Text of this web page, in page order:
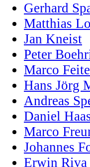
Gerhard
Matthias
Jan Kneist
Peter
Marco
Hans Jörg
Andreas
Daniel
Marco
Johannes
Erwin Riva